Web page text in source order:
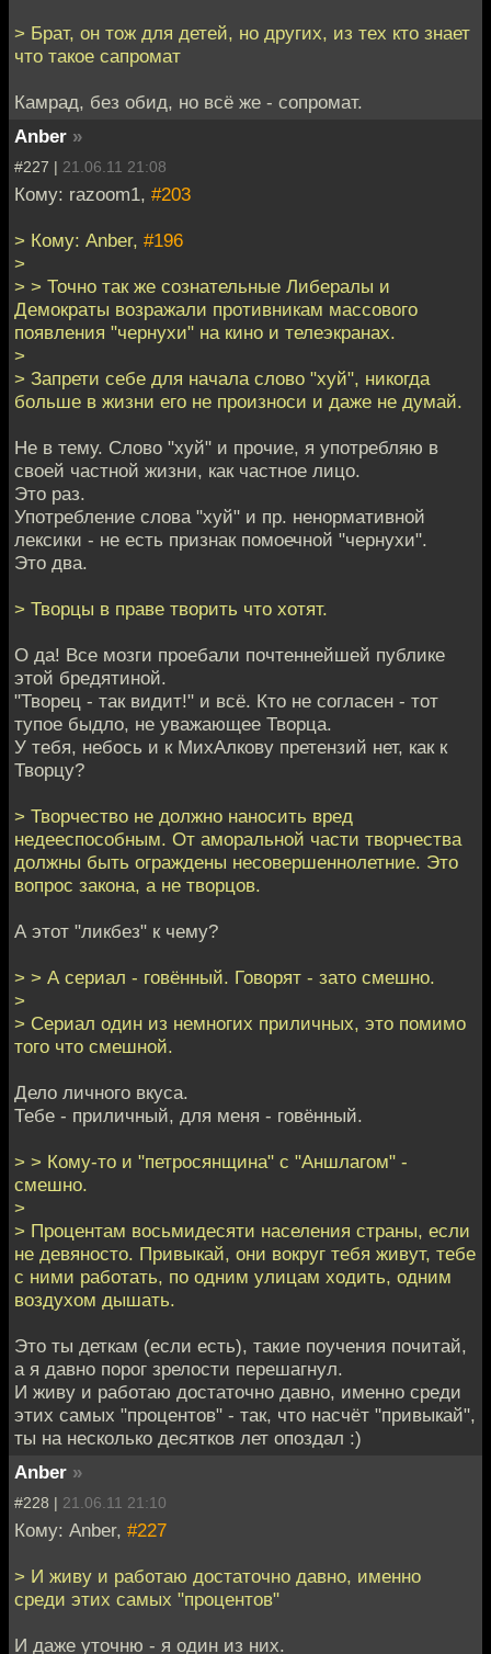
> Брат, он тож для детей, но других, из тех кто знает
что такое сапромат
Камрад, без обид, но всё же - сопромат.
Anber »
#227 | 21.06.11 21:08
Кому: razoom1, #203
> Кому: Anber, #196
>
> > Точно так же сознательные Либералы и
Демократы возражали противникам массового
появления "чернухи" на кино и телеэкранах.
>
> Запрети себе для начала слово "хуй", никогда
больше в жизни его не произноси и даже не думай.
Не в тему. Слово "хуй" и прочие, я употребляю в
своей частной жизни, как частное лицо.
Это раз.
Употребление слова "хуй" и пр. ненормативной
лексики - не есть признак помоечной "чернухи".
Это два.
> Творцы в праве творить что хотят.
О да! Все мозги проебали почтеннейшей публике
этой бредятиной.
"Творец - так видит!" и всё. Кто не согласен - тот
тупое быдло, не уважающее Творца.
У тебя, небось и к МихАлкову претензий нет, как к
Творцу?
> Творчество не должно наносить вред
недееспособным. От аморальной части творчества
должны быть ограждены несовершеннолетние. Это
вопрос закона, а не творцов.
А этот "ликбез" к чему?
> > А сериал - говённый. Говорят - зато смешно.
>
> Сериал один из немногих приличных, это помимо
того что смешной.
Дело личного вкуса.
Тебе - приличный, для меня - говённый.
> > Кому-то и "петросянщина" с "Аншлагом" -
смешно.
>
> Процентам восьмидесяти населения страны, если
не девяносто. Привыкай, они вокруг тебя живут, тебе
с ними работать, по одним улицам ходить, одним
воздухом дышать.
Это ты деткам (если есть), такие поучения почитай,
а я давно порог зрелости перешагнул.
И живу и работаю достаточно давно, именно среди
этих самых "процентов" - так, что насчёт "привыкай",
ты на несколько десятков лет опоздал :)
Anber »
#228 | 21.06.11 21:10
Кому: Anber, #227
> И живу и работаю достаточно давно, именно
среди этих самых "процентов"
И даже уточню - я один из них.